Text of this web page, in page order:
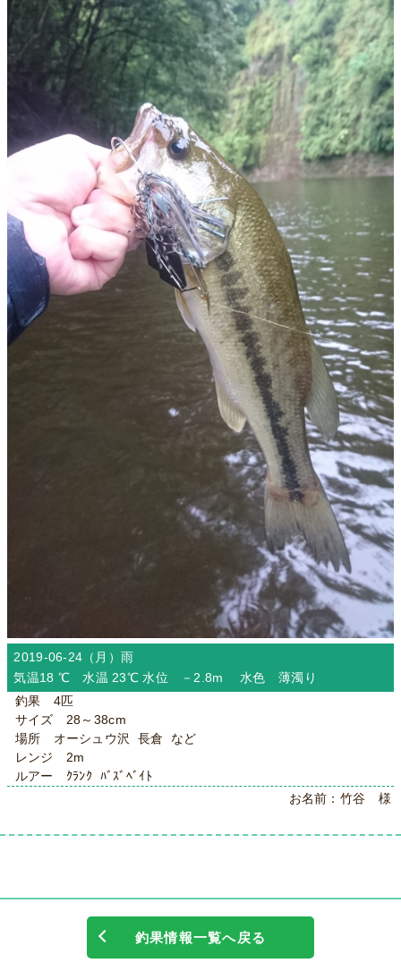
2019-06-24（月）雨
気温18 ℃ 水温 23℃ 水位 －2.8m 水色 薄濁り
釣果 4匹
サイズ 28～38cm
場所 オーシュウ沢 長倉 など
レンジ 2m
ルアー ｸﾗﾝｸ ﾊﾞｽﾞﾍﾞｲﾄ
お名前：竹谷 様
釣果情報一覧へ戻る